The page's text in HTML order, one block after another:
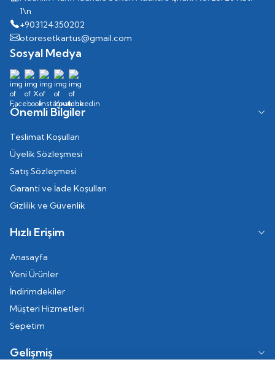
1\n
+903124350202
otoresetkartus@gmail.com
Sosyal Medya
Önemli Bilgiler
Teslimat Koşulları
Üyelik Sözleşmesi
Satış Sözleşmesi
Garanti ve İade Koşulları
Gizlilik ve Güvenlik
Hızlı Erişim
Anasayfa
Yeni Ürünler
İndirimdekiler
Müşteri Hizmetleri
Sepetim
Gelişmiş